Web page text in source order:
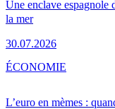
Une enclave espagnole
la mer
30.07.2026
L’euro en mèmes :
ÉCONOMIE